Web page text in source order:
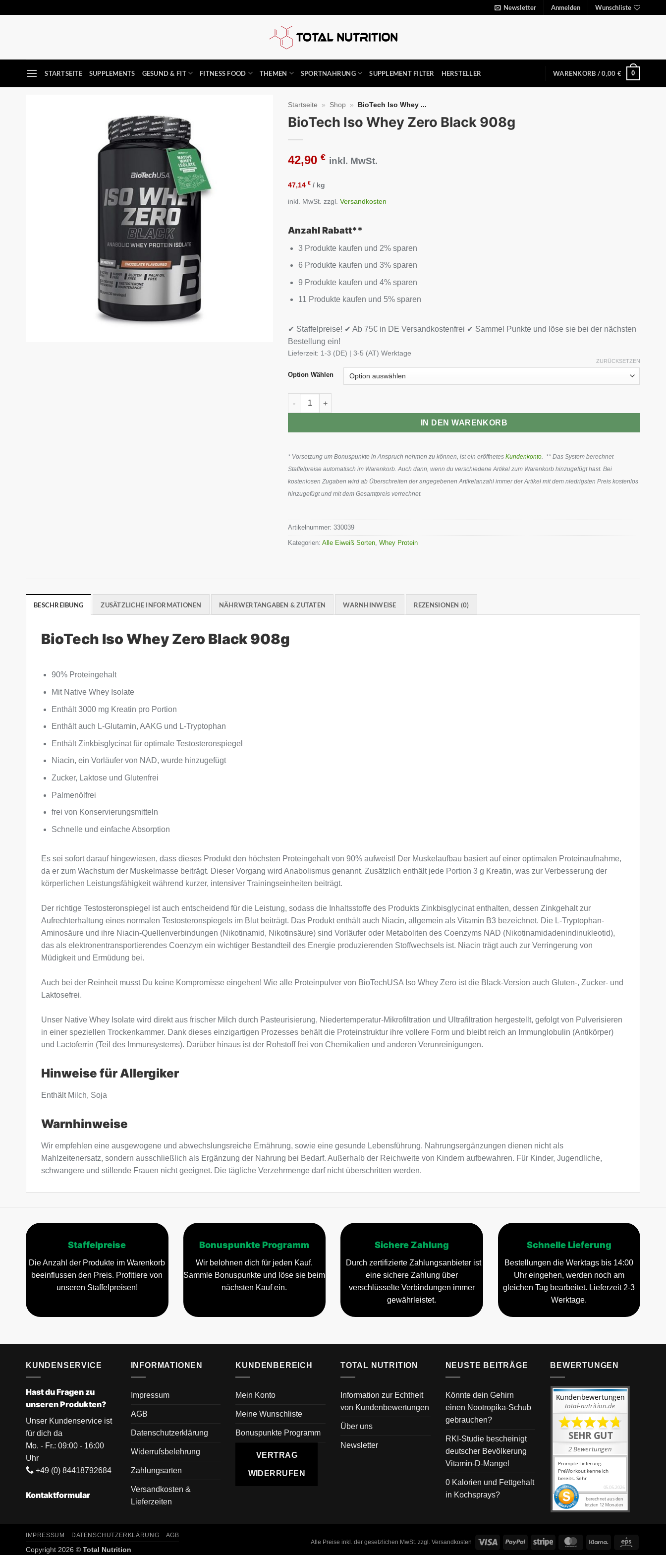
Newsletter Anmelden Wunschliste
STARTSEITE SUPPLEMENTS GESUND & FIT FITNESS FOOD THEMEN SPORTNAHRUNG SUPPLEMENT FILTER HERSTELLER WARENKORB /0,00 € 0
Startseite » Shop » BioTech Iso Whey ...
BioTech Iso Whey Zero Black 908g
42,90€ inkl. MwSt.
47,14€ / kg
inkl. MwSt. zzgl.Versandkosten
Anzahl Rabatt**
3 Produkte kaufen und 2% sparen
6 Produkte kaufen und 3% sparen
9 Produkte kaufen und 4% sparen
11 Produkte kaufen und 5% sparen
✔ Staffelpreise! ✔ Ab 75€ in DE Versandkostenfrei ✔ Sammel Punkte und löse sie bei der nächsten
Bestellung ein!
Lieferzeit: 1-3 (DE) | 3-5 (AT) Werktage
Option Wählen
ZURÜCKSETZEN
BioTech Iso Whey Zero Black 908g Menge
IN DEN WARENKORB
* Vorsetzung um Bonuspunkte in Anspruch nehmen zu können, ist ein eröffnetesKundenkonto . ** Das System berechnet
Staffelpreise automatisch im Warenkorb. Auch dann, wenn du verschiedene Artikel zum Warenkorb hinzugefügt hast. Bei
kostenlosen Zugaben wird ab Überschreiten der angegebenen Artikelanzahl immer der Artikel mit dem niedrigsten Preis kostenlos
hinzugefügt und mit dem Gesamtpreis verrechnet.
Artikelnummer:330039
Kategorien:Alle Eiweiß Sorten ,Whey Protein
BESCHREIBUNG ZUSÄTZLICHE INFORMATIONEN NÄHRWERTANGABEN & ZUTATEN WARNHINWEISE REZENSIONEN (0)
BioTech Iso Whey Zero Black 908g
90% Proteingehalt
Mit Native Whey Isolate
Enthält 3000 mg Kreatin pro Portion
Enthält auch L-Glutamin, AAKG und L-Tryptophan
Enthält Zinkbisglycinat für optimale Testosteronspiegel
Niacin, ein Vorläufer von NAD, wurde hinzugefügt
Zucker, Laktose und Glutenfrei
Palmenölfrei
frei von Konservierungsmitteln
Schnelle und einfache Absorption
Es sei sofort darauf hingewiesen, dass dieses Produkt den höchsten Proteingehalt von 90% aufweist! Der Muskelaufbau basiert auf einer optimalen Proteinaufnahme,
da er zum Wachstum der Muskelmasse beiträgt. Dieser Vorgang wird Anabolismus genannt. Zusätzlich enthält jede Portion 3 g Kreatin, was zur Verbesserung der
körperlichen Leistungsfähigkeit während kurzer, intensiver Trainingseinheiten beiträgt.
Der richtige Testosteronspiegel ist auch entscheidend für die Leistung, sodass die Inhaltsstoffe des Produkts Zinkbisglycinat enthalten, dessen Zinkgehalt zur
Aufrechterhaltung eines normalen Testosteronspiegels im Blut beiträgt. Das Produkt enthält auch Niacin, allgemein als Vitamin B3 bezeichnet. Die L-Tryptophan-
Aminosäure und ihre Niacin-Quellenverbindungen (Nikotinamid, Nikotinsäure) sind Vorläufer oder Metaboliten des Coenzyms NAD (Nikotinamidadenindinukleotid),
das als elektronentransportierendes Coenzym ein wichtiger Bestandteil des Energie produzierenden Stoffwechsels ist. Niacin trägt auch zur Verringerung von
Müdigkeit und Ermüdung bei.
Auch bei der Reinheit musst Du keine Kompromisse eingehen! Wie alle Proteinpulver von BioTechUSA Iso Whey Zero ist die Black-Version auch Gluten-, Zucker- und
Laktosefrei.
Unser Native Whey Isolate wird direkt aus frischer Milch durch Pasteurisierung, Niedertemperatur-Mikrofiltration und Ultrafiltration hergestellt, gefolgt von Pulverisieren
in einer speziellen Trockenkammer. Dank dieses einzigartigen Prozesses behält die Proteinstruktur ihre vollere Form und bleibt reich an Immunglobulin (Antikörper)
und Lactoferrin (Teil des Immunsystems). Darüber hinaus ist der Rohstoff frei von Chemikalien und anderen Verunreinigungen.
Hinweise für Allergiker
Enthält Milch, Soja
Warnhinweise
Wir empfehlen eine ausgewogene und abwechslungsreiche Ernährung, sowie eine gesunde Lebensführung. Nahrungsergänzungen dienen nicht als
Mahlzeitenersatz, sondern ausschließlich als Ergänzung der Nahrung bei Bedarf. Außerhalb der Reichweite von Kindern aufbewahren. Für Kinder, Jugendliche,
schwangere und stillende Frauen nicht geeignet. Die tägliche Verzehrmenge darf nicht überschritten werden.
Staffelpreise
Die Anzahl der Produkte im Warenkorb
beeinflussen den Preis. Profitiere von
unseren Staffelpreisen!
Bonuspunkte Programm
Wir belohnen dich für jeden Kauf.
Sammle Bonuspunkte und löse sie beim
nächsten Kauf ein.
Sichere Zahlung
Durch zertifizierte Zahlungsanbieter ist
eine sichere Zahlung über
verschlüsselte Verbindungen immer
gewährleistet.
Schnelle Lieferung
Bestellungen die Werktags bis 14:00
Uhr eingehen, werden noch am
gleichen Tag bearbeitet. Lieferzeit 2-3
Werktage.
KUNDENSERVICE
Hast du Fragen zu
unseren Produkten?
Unser Kundenservice ist
für dich da
Mo. - Fr.: 09:00 - 16:00
Uhr
+49 (0) 84418792684
Kontaktformular
INFORMATIONEN
Impressum
AGB
Datenschutzerklärung
Widerrufsbelehrung
Zahlungsarten
Versandkosten &
Lieferzeiten
KUNDENBEREICH
Mein Konto
Meine Wunschliste
Bonuspunkte Programm
VERTRAG
WIDERRUFEN
TOTAL NUTRITION
Information zur Echtheit
von Kundenbewertungen
Über uns
Newsletter
NEUSTE BEITRÄGE
Könnte dein Gehirn
einen Nootropika-Schub
gebrauchen?
RKI-Studie bescheinigt
deutscher Bevölkerung
Vitamin-D-Mangel
0 Kalorien und Fettgehalt
in Kochsprays?
BEWERTUNGEN
Alle Preise inkl. der gesetzlichen MwSt. zzgl. Versandkosten Visa PayPal Stripe MasterCardKlarna
IMPRESSUM DATENSCHUTZERKLÄRUNG AGB
Copyright 2026 © Total Nutrition